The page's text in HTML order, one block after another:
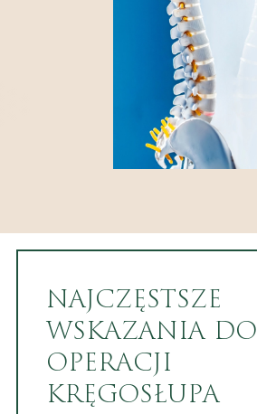
NAJCZĘSTSZE
WSKAZANIA DO
OPERACJI
KRĘGOSŁUPA